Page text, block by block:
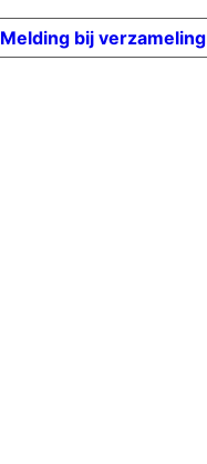
Melding bij verzameling